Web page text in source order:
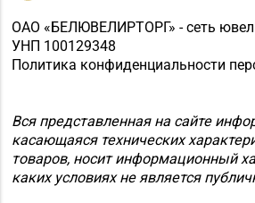
ОАО «БЕЛЮВЕЛИРТОРГ» - сеть
УНП 100129348
Политика конфиденциальности
Вся представленная на сайте
касающаяся технических
товаров, носит информационный
каких условиях не является